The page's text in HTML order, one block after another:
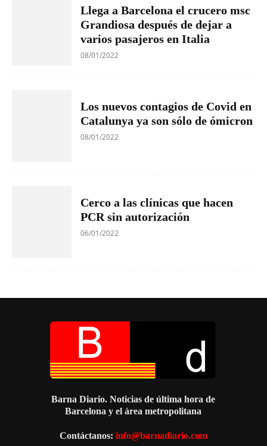
Llega a Barcelona el crucero msc
Grandiosa después de dejar a
varios pasajeros en Italia
08/01/2022
Los nuevos contagios de Covid en
Catalunya ya son sólo de ómicron
08/01/2022
Cerco a las clínicas que hacen
PCR sin autorización
06/01/2022
Barna Diario. Noticias de última hora de
Barcelona y el área metropolitana
Contáctanos: info@barnadiario.com